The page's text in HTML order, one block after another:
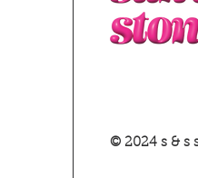
© 2024 s & s